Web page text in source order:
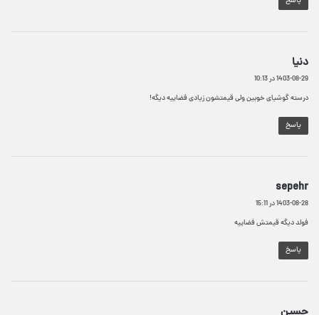
دنیا
ف
:
1403-08-29 در 10:13
درسته گوشیای خوبین ولی قیمتشون زیادی فضاییه دیگه!
پاسخ
sepehr
ت
:
1403-08-28 در 15:11
فولد دیگه قیمتش فضاییه
پاسخ